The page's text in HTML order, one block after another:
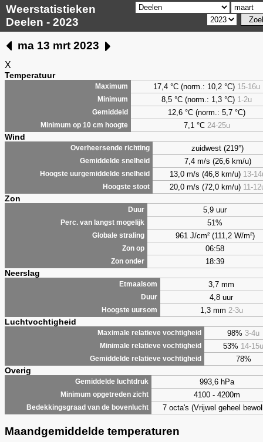
Weerstatistieken
Deelen - 2023
ma 13 mrt 2023
X
Temperatuur
Maximum 17,4 °C (norm.: 10,2 °C) 15-16u
Minimum 8,5 °C (norm.: 1,3 °C) 1-2u
Gemiddeld 12,6 °C (norm.: 5,7 °C)
Minimum op 10 cm hoogte 7,1 °C 24-25u
Wind
Overheersende richting zuidwest (219°)
Gemiddelde snelheid 7,4 m/s (26,6 km/u)
Hoogste uurgemiddelde snelheid 13,0 m/s (46,8 km/u) 13-
Hoogste stoot 20,0 m/s (72,0 km/u) 11-
Zon
Duur 5,9 uur
Perc. van langst mogelijk 51%
Globale straling 961 J/cm² (111,2 W/m²)
Zon op 06:58
Zon onder 18:39
Neerslag
Etmaalsom 3,7 mm
Duur 4,8 uur
Hoogste uursom 1,3 mm 2-3u
Luchtvochtigheid
Maximale relatieve vochtigheid 98% 3-4u
Minimale relatieve vochtigheid 53% 14-15u
Gemiddelde relatieve vochtigheid 78%
Overig
Gemiddelde luchtdruk 993,6 hPa
Minimum opgetreden zicht 4100 - 4200m
Bedekkingsgraad van de bovenlucht 7 octa's (Vrijwel geheel
Maandgemiddelde temperaturen